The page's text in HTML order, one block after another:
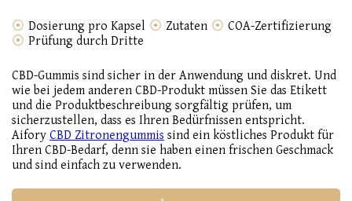
Dosierung pro Kapsel Zutaten
COA-Zertifizierung
Prüfung durch Dritte
CBD-Gummis sind sicher in der Anwendung und diskret. Und
wie bei jedem anderen CBD-Produkt müssen Sie das Etikett
und die Produktbeschreibung sorgfältig prüfen, um
sicherzustellen, dass es Ihren Bedürfnissen entspricht.
Aifory CBD Zitronengummis sind ein köstliches Produkt für
Ihren CBD-Bedarf, denn sie haben einen frischen Geschmack
und sind einfach zu verwenden.